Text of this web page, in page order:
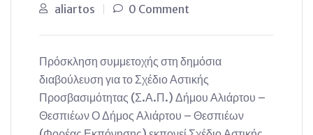
aliartos 0 Comment
Πρόσκληση συμμετοχής στη δημόσια
διαβούλευση για το Σχέδιο Αστικής
Προσβασιμότητας (Σ.Α.Π.) Δήμου Αλιάρτου –
Θεσπιέων Ο Δήμος Αλιάρτου – Θεσπιέων